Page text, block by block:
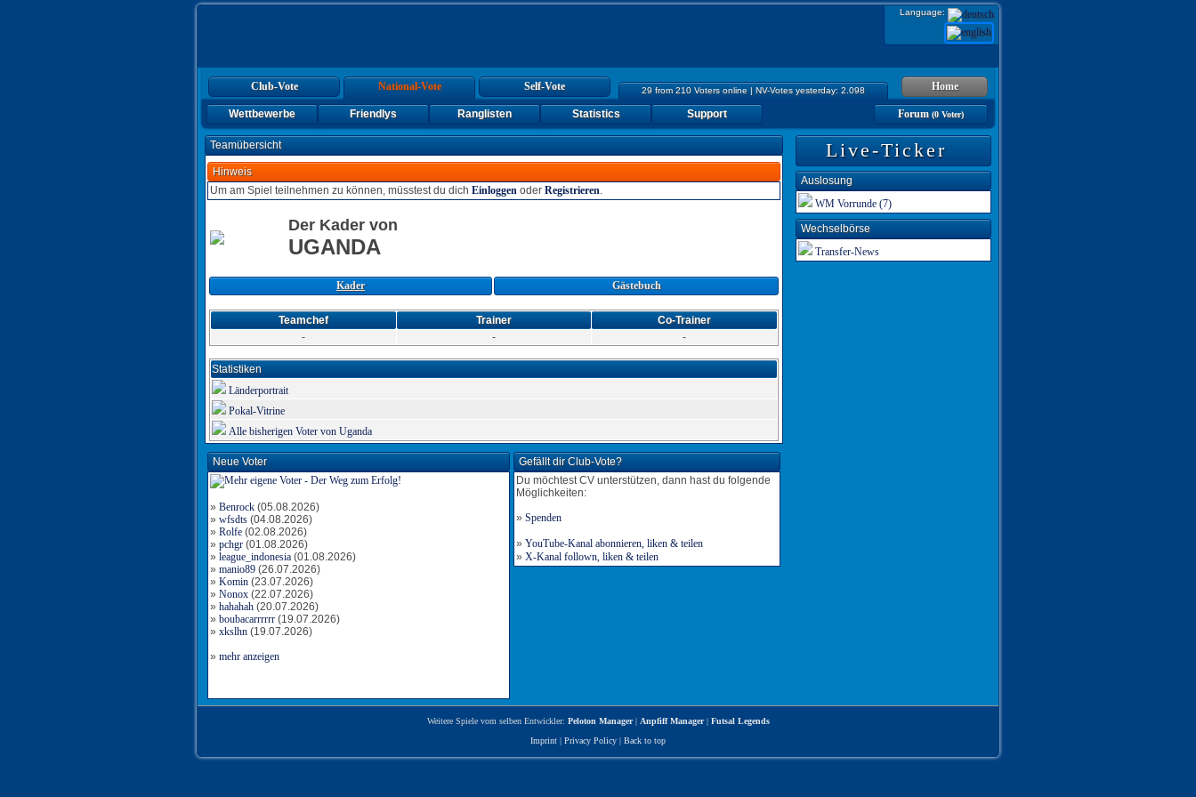
Language:
29 from 210 Voters online | NV-Votes yesterday: 2.098
Club-Vote National-Vote Self-Vote Home
Forum(0 Voter)
Wettbewerbe Friendlys Ranglisten Statistics Support
Teamübersicht
Hinweis
Um am Spiel teilnehmen zu können, müsstest du dich Einloggen oder Registrieren.
Der Kader von
UGANDA
Kader Gästebuch
Teamchef Trainer
Co-Trainer
-
- -
Statistiken
Länderportrait
Pokal-Vitrine
Alle bisherigen Voter von Uganda
Neue Voter
» Benrock (05.08.2026)
» wfsdts (04.08.2026)
» Rolfe (02.08.2026)
» pchgr (01.08.2026)
» league_indonesia (01.08.2026)
» manio89 (26.07.2026)
» Komin (23.07.2026)
» Nonox (22.07.2026)
» hahahah (20.07.2026)
» boubacarrrrrr (19.07.2026)
» xkslhn (19.07.2026)
» mehr anzeigen
Gefällt dir Club-Vote?
Du möchtest CV unterstützen, dann hast du folgende
Möglichkeiten:
» Spenden
» YouTube-Kanal abonnieren, liken & teilen
» X-Kanal follown, liken & teilen
Live-Ticker
Auslosung
WM Vorrunde (7)
Wechselbörse
Transfer-News
Weitere Spiele vom selben Entwickler: Peloton Manager| Anpfiff Manager| Futsal Legends
Imprint | Privacy Policy | Back to top